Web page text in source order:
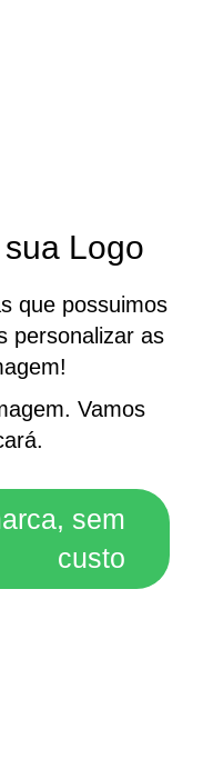
Logo
que possuimos
personalizar as
Vamos
sem
custo